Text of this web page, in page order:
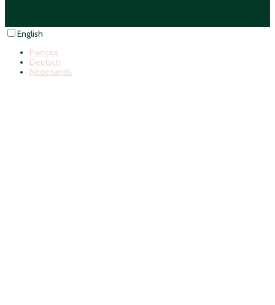
English
Français
Deutsch
Nederlands